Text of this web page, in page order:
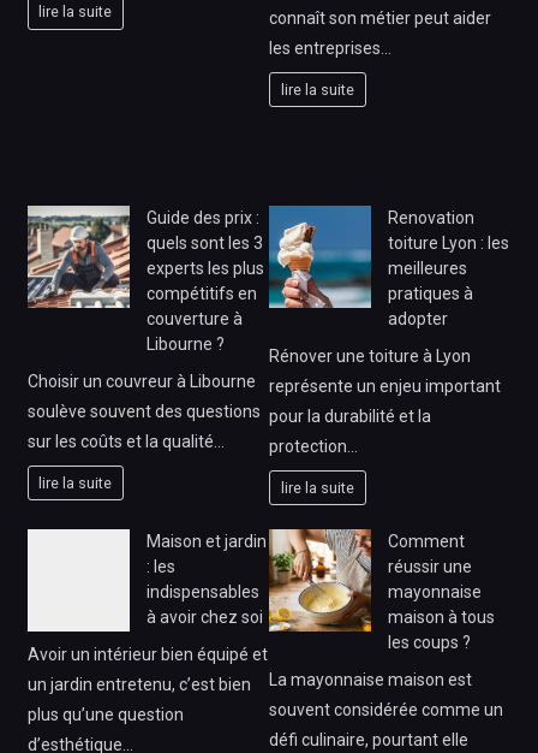
lire la suite
connaît son métier peut aider
les entreprises…
lire la suite
Guide des prix :
quels sont les 3
experts les plus
compétitifs en
couverture à
Libourne ?
Choisir un couvreur à Libourne
soulève souvent des questions
sur les coûts et la qualité…
lire la suite
Renovation
toiture Lyon : les
meilleures
pratiques à
adopter
Rénover une toiture à Lyon
représente un enjeu important
pour la durabilité et la
protection…
lire la suite
Maison et jardin
: les
indispensables
à avoir chez soi
Avoir un intérieur bien équipé et
un jardin entretenu, c’est bien
plus qu’une question
d’esthétique…
Comment
réussir une
mayonnaise
maison à tous
les coups ?
La mayonnaise maison est
souvent considérée comme un
défi culinaire, pourtant elle